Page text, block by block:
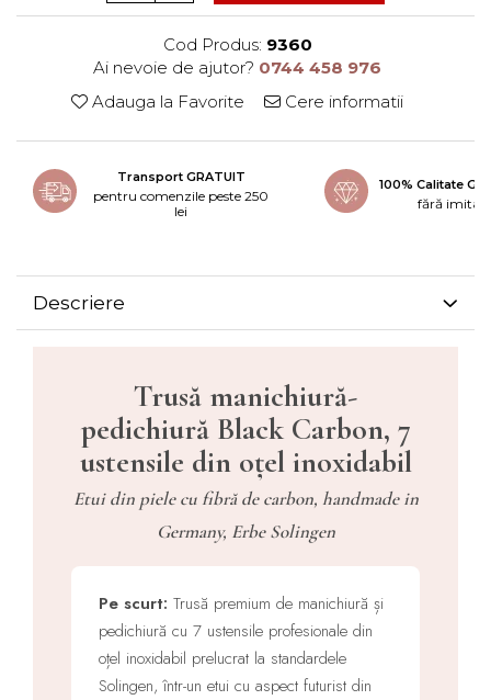
Cod Produs: 9360
Ai nevoie de ajutor? 0744 458 976
Adauga la Favorite
Cere informatii
Transport GRATUIT
pentru comenzile peste 250
lei
100% Calitate
fără imitații
Descriere
Trusă manichiură-
pedichiură Black Carbon, 7
ustensile din oțel inoxidabil
Etui din piele cu fibră de carbon, handmade in
Germany, Erbe Solingen
Pe scurt: Trusă premium de manichiură și
pedichiură cu 7 ustensile profesionale din
oțel inoxidabil prelucrat la standardele
Solingen, într-un etui cu aspect futurist din